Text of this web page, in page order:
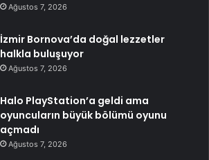
Ağustos 7, 2026
İzmir Bornova’da doğal lezzetler
halkla buluşuyor
Ağustos 7, 2026
Halo PlayStation’a geldi ama
oyuncuların büyük bölümü oyunu
açmadı
Ağustos 7, 2026